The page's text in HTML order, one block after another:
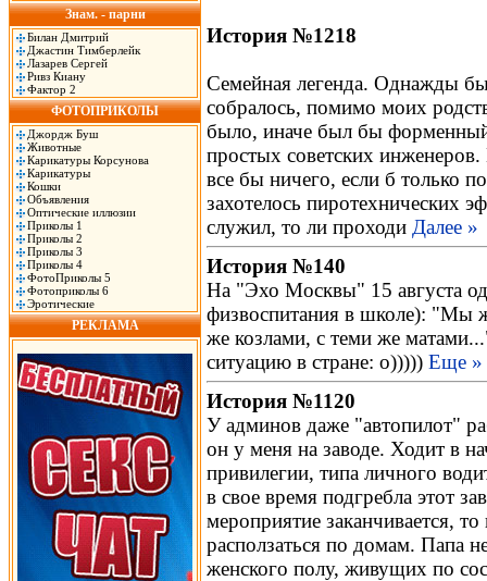
Знам. - парни
Билан Дмитрий
Джастин Тимберлейк
Лазарев Сергей
Ривз Киану
Фактор 2
ФОТОПРИКОЛЫ
Джордж Буш
Животные
Карикатуры Корсунова
Карикатуры
Кошки
Объявления
Оптические иллюзии
Приколы 1
Приколы 2
Приколы 3
Приколы 4
ФотоПриколы 5
Фотоприколы 6
Эротические
РЕКЛАМА
История №1218
Cемейная легенда. Однажды
собралось, помимо моих
было, иначе был бы форменный
простых советских
все бы ничего, если б только
захотелось пиротехнических
служил, то ли проходи Далее »
История №140
На "Эхо Москвы" 15 августа
физвоспитания в школе): "Мы
же козлами, с теми же
ситуацию в стране: о))))) Еще »
История №1120
У админов даже "автопилот"
он у меня на заводе. Ходит в
привилегии, типа личного
в свое время подгребла этот
мероприятие заканчивается,
расползаться по домам. Папа
женского полу, живущих по